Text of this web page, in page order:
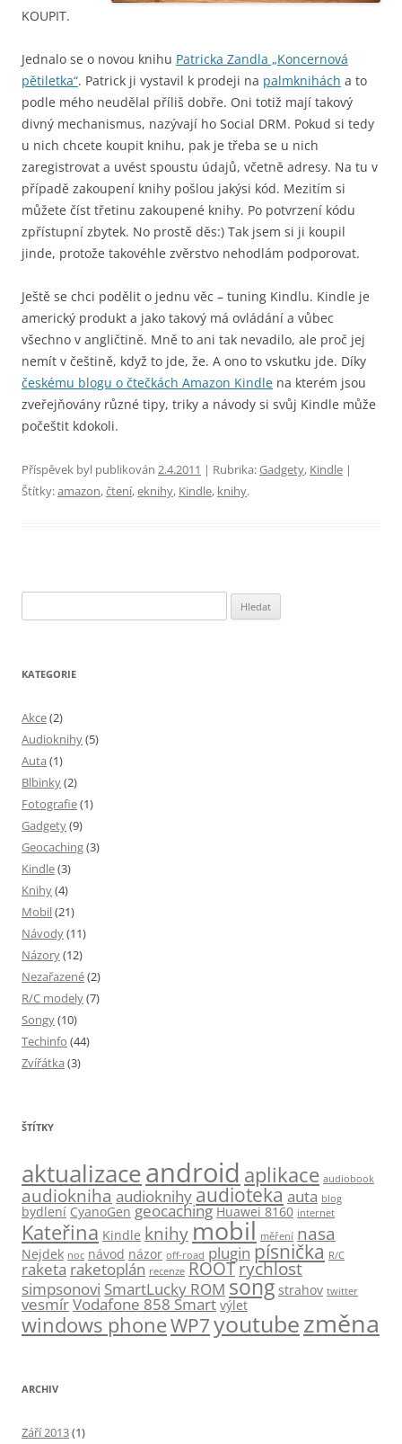
KOUPIT.
Jednalo se o novou knihu Patricka Zandla „Koncernová
pětiletka“. Patrick ji vystavil k prodeji na palmknihách a to
podle mého neudělal příliš dobře. Oni totiž mají takový
divný mechanismus, nazývají ho Social DRM. Pokud si tedy
u nich chcete koupit knihu, pak je třeba se u nich
zaregistrovat a uvést spoustu údajů, včetně adresy. Na tu v
případě zakoupení knihy pošlou jakýsi kód. Mezitím si
můžete číst třetinu zakoupené knihy. Po potvrzení kódu
zpřístupní zbytek. No prostě děs:) Tak jsem si ji koupil
jinde, protože takovéhle zvěrstvo nehodlám podporovat.
Ještě se chci podělit o jednu věc – tuning Kindlu. Kindle je
americký produkt a jako takový má ovládání a vůbec
všechno v angličtině. Mně to ani tak nevadilo, ale proč jej
nemít v češtině, když to jde, že. A ono to vskutku jde. Díky
českému blogu o čtečkách Amazon Kindle na kterém jsou
zveřejňovány různé tipy, triky a návody si svůj Kindle může
počeštit kdokoli.
Příspěvek byl publikován 2.4.2011 | Rubrika:Gadgety, Kindle |
Štítky:amazon,čtení,eknihy, Kindle, knihy.
KATEGORIE
Akce(2)
Audioknihy(5)
Auta (1)
Blbinky(2)
Fotografie(1)
Gadgety(9)
Geocaching(3)
Kindle(3)
Knihy(4)
Mobil(21)
Návody(11)
Názory(12)
Nezařazené(2)
R/C modely(7)
Songy(10)
Techinfo (44)
Zvířátka (3)
ŠTÍTKY
aktualizaceandroid aplikace audiobook
audiokniha audioknihy audioteka auta blog
bydlení CyanoGen geocaching Huawei 8160 internet
Kateřina Kindle knihy mobil měření nasa
Nejdek noc návod názor off-road plugin písnička R/C
raketa raketoplán recenze ROOTrychlost
simpsonovi SmartLucky ROM song strahov twitter
vesmírVodafone 858 Smart výlet
windows phoneWP7youtubezměna
ARCHIV
Září 2013(1)